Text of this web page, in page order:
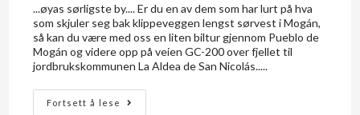
...øyas sørligste by.... Er du en av dem som har lurt på hva
som skjuler seg bak klippeveggen lengst sørvest i Mogán,
så kan du være med oss en liten biltur gjennom Pueblo de
Mogán og videre opp på veien GC-200 over fjellet til
jordbrukskommunen La Aldea de San Nicolás.....
Fortsett å lese